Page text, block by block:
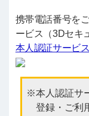
携帯電話番号を
ービス（3Dセキ
本人認証サービ
本人認証サ
登録・ご利